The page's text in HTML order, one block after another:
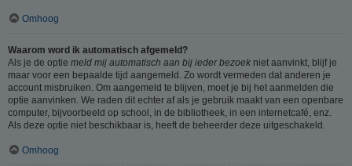
Omhoog
Waarom word ik automatisch afgemeld?
Als je de optie meld mij automatisch aan bij ieder bezoek niet aanvinkt, blijf je
maar voor een bepaalde tijd aangemeld. Zo wordt vermeden dat anderen je
account misbruiken. Om aangemeld te blijven, moet je bij het aanmelden die
optie aanvinken. We raden dit echter af als je gebruik maakt van een openbare
computer, bijvoorbeeld op school, in de bibliotheek, in een internetcafé, enz.
Als deze optie niet beschikbaar is, heeft de beheerder deze uitgeschakeld.
Omhoog